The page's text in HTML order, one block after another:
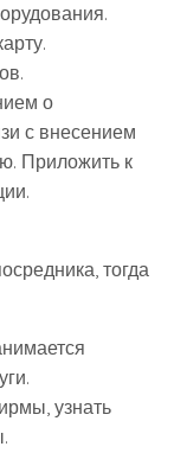
о
с внесением
Приложить к
тогда
узнать